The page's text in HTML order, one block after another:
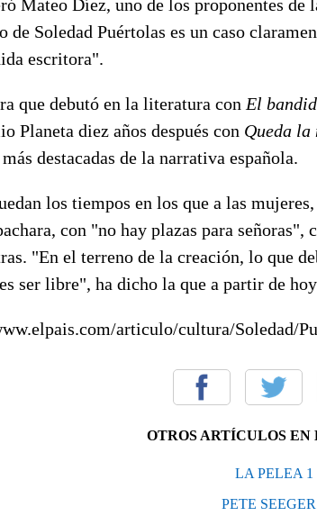
Mateo Díez, uno de los proponentes de
de Soledad Puértolas es un caso
escritora".
que debutó en la literatura con El
Planeta diez años después con Queda la
destacadas de la narrativa española.
los tiempos en los que a las
con "no hay plazas para
"En el terreno de la creación, lo que
ser libre", ha dicho la que a partir de
articulo/cultura/Soledad/
OTROS ARTÍCULOS EN
LA PELEA 1
PETE